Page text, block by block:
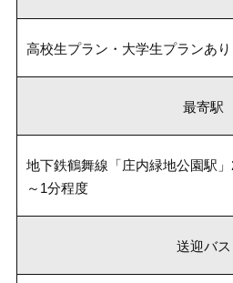
高校生プラン・大学生プランあり
最寄駅
地下鉄鶴舞線「庄内緑地公園駅
～1分程度
送迎バス